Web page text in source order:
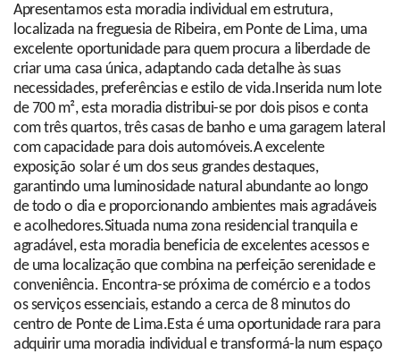
Apresentamos esta moradia individual em estrutura,
localizada na freguesia de Ribeira, em Ponte de Lima, uma
excelente oportunidade para quem procura a liberdade de
criar uma casa única, adaptando cada detalhe às suas
necessidades, preferências e estilo de vida.Inserida num lote
de 700 m², esta moradia distribui-se por dois pisos e conta
com três quartos, três casas de banho e uma garagem lateral
com capacidade para dois automóveis.A excelente
exposição solar é um dos seus grandes destaques,
garantindo uma luminosidade natural abundante ao longo
de todo o dia e proporcionando ambientes mais agradáveis
e acolhedores.Situada numa zona residencial tranquila e
agradável, esta moradia beneficia de excelentes acessos e
de uma localização que combina na perfeição serenidade e
conveniência. Encontra-se próxima de comércio e a todos
os serviços essenciais, estando a cerca de 8 minutos do
centro de Ponte de Lima.Esta é uma oportunidade rara para
adquirir uma moradia individual e transformá-la num espaço